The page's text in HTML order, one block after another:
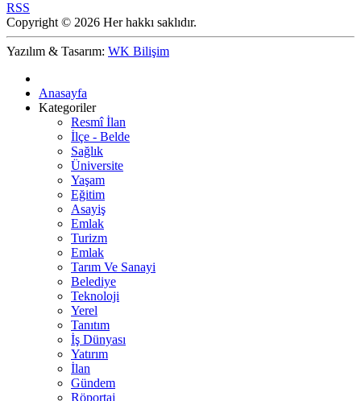
RSS
Copyright © 2026 Her hakkı saklıdır.
Yazılım & Tasarım: WK Bilişim
Anasayfa
Kategoriler
Resmî İlan
İlçe - Belde
Sağlık
Üniversite
Yaşam
Eğitim
Asayiş
Emlak
Turizm
Emlak
Tarım Ve Sanayi
Belediye
Teknoloji
Yerel
Tanıtım
İş Dünyası
Yatırım
İlan
Gündem
Röportaj